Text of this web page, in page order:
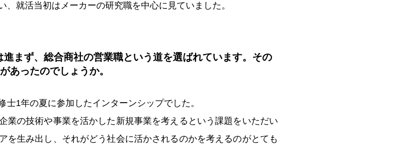
、就活当初はメーカーの研究職を中心に見ていました。
まず、総合商社の営業職という道を選ばれています。その
あったのでしょうか。
士1年の夏に参加したインターンシップでした。
業の技術や事業を活かした新規事業を考えるという課題をいただい
を生み出し、それがどう社会に活かされるのかを考えるのがとても